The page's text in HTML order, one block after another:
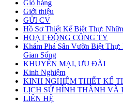
Giỏ hàng
Giới thiệu
GỬI CV
Hồ Sơ Thiết Kế Biệt Thự:
HOẠT ĐỘNG CÔNG TY
Khám Phá Sân Vườn Biệt
Gian Sống
KHUYẾN MẠI, ƯU ĐÃI
Kinh Nghiệm
KINH NGHIỆM THIẾT KẾ
LỊCH SỬ HÌNH THÀNH VÀ
LIÊN HỆ